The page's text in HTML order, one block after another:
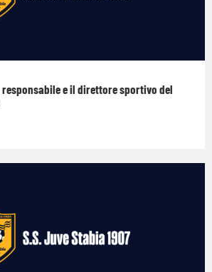
e il direttore sportivo del